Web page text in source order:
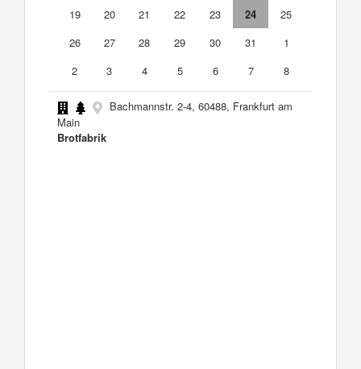
19
20 21 22 23 24
25
26
27 28 29 30 31
1
2
3 4 5 6 7 8
Bachmannstr. 2-4, 60488, Frankfurt am
Main
Brotfabrik